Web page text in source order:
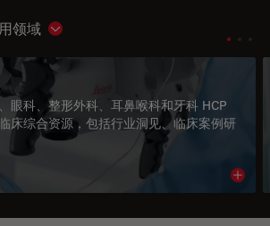
领域 Show subnavigation
眼科、整形外科、耳鼻喉科和牙科 HCP
床综合资源，包括行业洞见、临床案例研